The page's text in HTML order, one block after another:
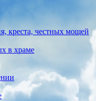
креста, честных мощей
в храме